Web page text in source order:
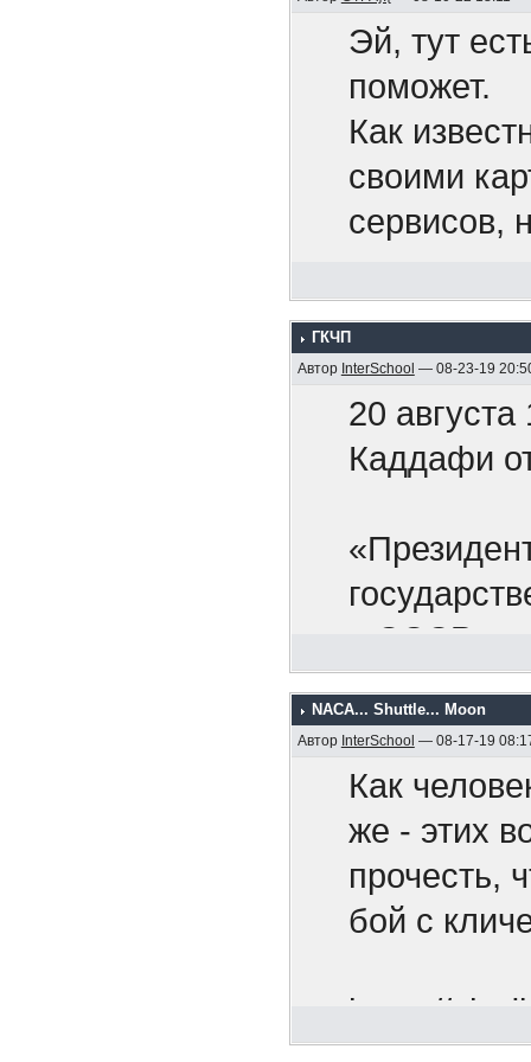
Путин
Нет
Эй, тут
поможет.
Как
своими
сервисов,
Pixiv
хочется.
Может,
раскрыть
найдется
стран. Я
валюту по
покупаете
ГКЧП
Автор InterSchool — 08-23-19
20
Каддафи
в СССР.
Мы рады
деянием.
поступок
Советский
NACA... Shuttle... Moon
Автор InterSchool — 08-17-19
Как
же - этих
прочесть,
бой с
https://